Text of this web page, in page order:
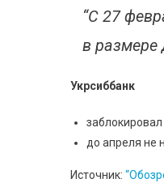
“С 27
в размере
Укрсиббанк
до апреля не
Источник: